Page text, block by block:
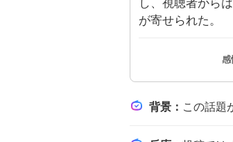
し、視聴者から
が寄せられた。
背景 ： この話題がバズっている理